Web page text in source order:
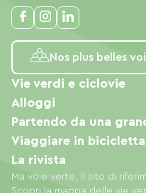
Nos plus belles
Ma voie verte, il sito di
Scopri la mappa delle vie
Vie verdi e ciclovie
Alloggi
Partendo da una
Viaggiare in bicicletta
La rivista